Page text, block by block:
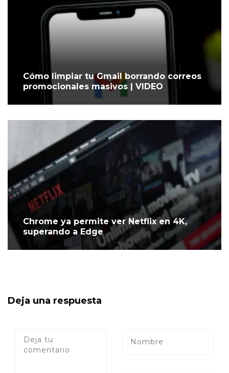
Cómo limpiar tu Gmail borrando correos
promocionales masivos | VIDEO
Chrome ya permite ver Netflix en 4K,
superando a Edge
Deja una respuesta